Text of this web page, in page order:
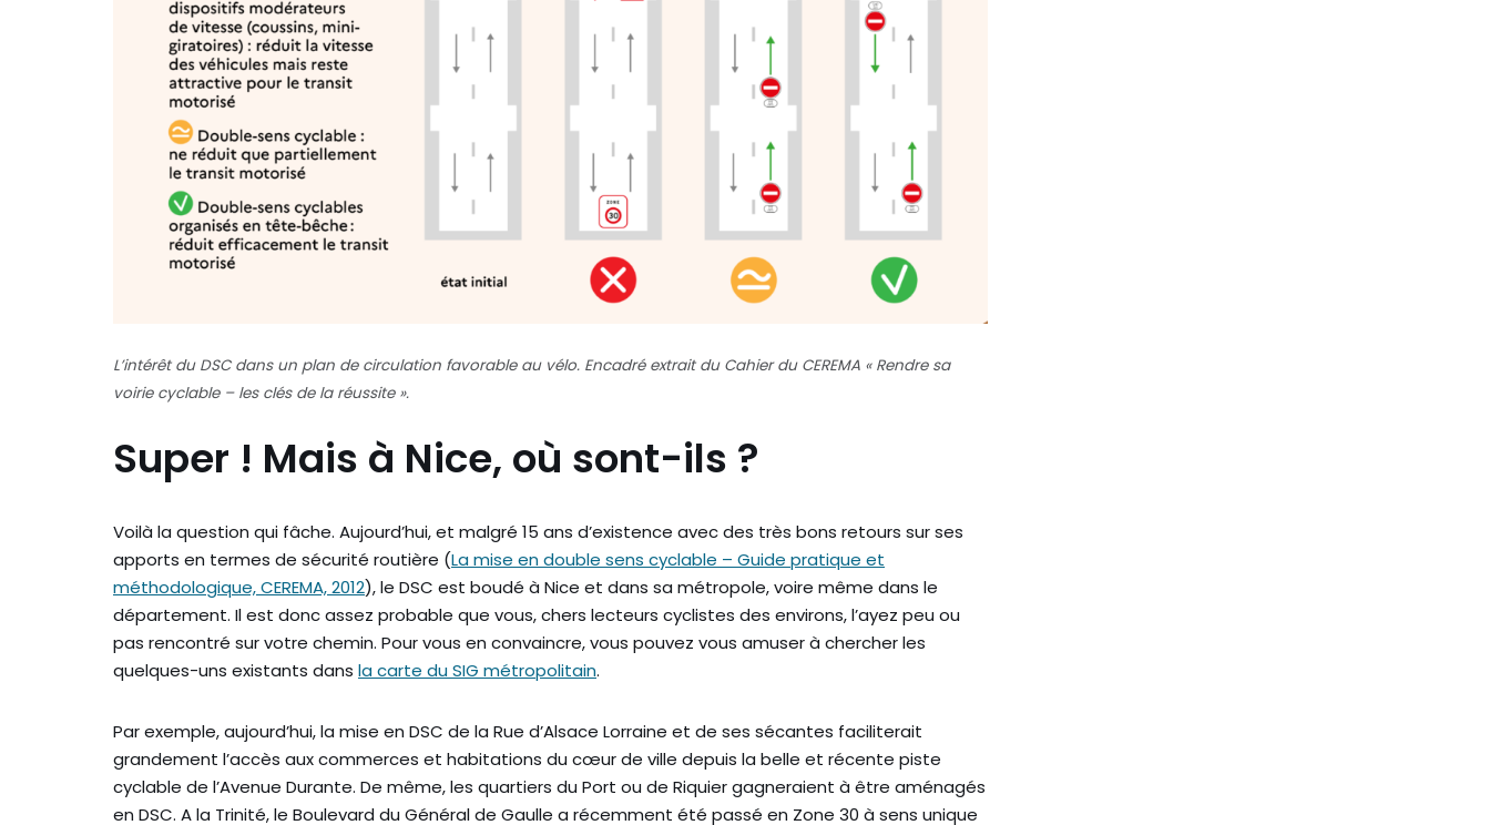
L’intérêt du DSC dans un plan de circulation favorable au vélo. Encadré extrait du Cahier du CEREMA « Rendre sa
voirie cyclable – les clés de la réussite ».
Super ! Mais à Nice, où sont-ils ?
Voilà la question qui fâche. Aujourd’hui, et malgré 15 ans d’existence avec des très bons retours sur ses
apports en termes de sécurité routière (La mise en double sens cyclable – Guide pratique et
méthodologique, CEREMA, 2012), le DSC est boudé à Nice et dans sa métropole, voire même dans le
département. Il est donc assez probable que vous, chers lecteurs cyclistes des environs, l’ayez peu ou
pas rencontré sur votre chemin. Pour vous en convaincre, vous pouvez vous amuser à chercher les
quelques-uns existants dans la carte du SIG métropolitain.
Par exemple, aujourd’hui, la mise en DSC de la Rue d’Alsace Lorraine et de ses sécantes faciliterait
grandement l’accès aux commerces et habitations du cœur de ville depuis la belle et récente piste
cyclable de l’Avenue Durante. De même, les quartiers du Port ou de Riquier gagneraient à être aménagés
en DSC. A la Trinité, le Boulevard du Général de Gaulle a récemment été passé en Zone 30 à sens unique